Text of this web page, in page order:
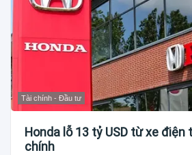
Tài chính - Đầu tư
Honda lỗ 13 tỷ USD từ xe
chính